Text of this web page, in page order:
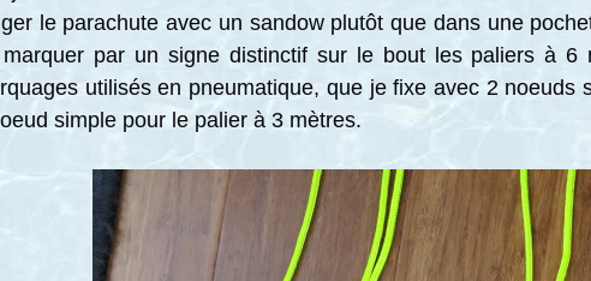
le parachute avec un sandow plutôt que dans une
par un signe distinctif sur le bout les paliers à 6
utilisés en pneumatique, que je fixe avec 2 noeuds
simple pour le palier à 3 mètres.